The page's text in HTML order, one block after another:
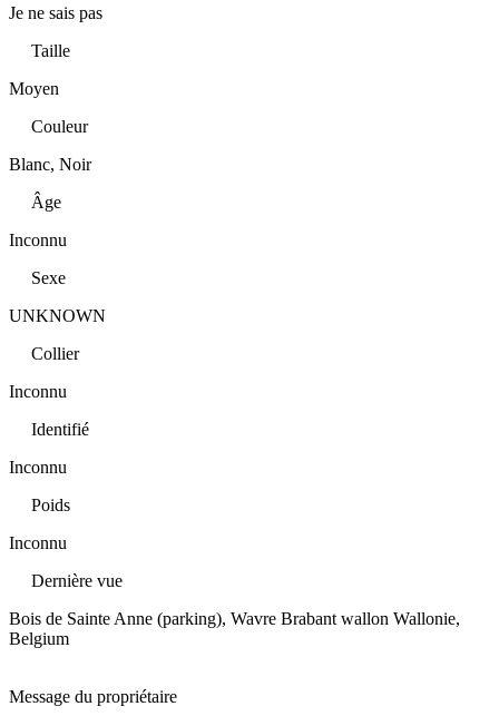
Je ne sais pas
Taille
Moyen
Couleur
Blanc, Noir
Âge
Inconnu
Sexe
UNKNOWN
Collier
Inconnu
Identifié
Inconnu
Poids
Inconnu
Dernière vue
Bois de Sainte Anne (parking), Wavre Brabant wallon Wallonie,
Belgium
Message du propriétaire